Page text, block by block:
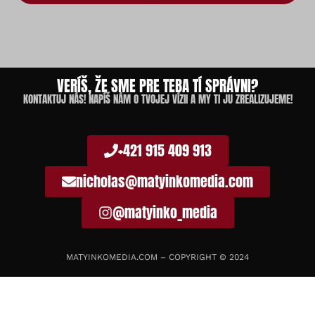
VERÍŠ, ŽE SME PRE TEBA TÍ SPRÁVNI?
KONTAKTUJ NÁS! NAPÍŠ NÁM O TVOJEJ VÍZII A MY TI JU ZREALIZUJEME!
+421 915 409 913
nicholas@matyinkomedia.com
@matyinko_media
MATYINKOMEDIA.COM – COPYRIGHT © 2024